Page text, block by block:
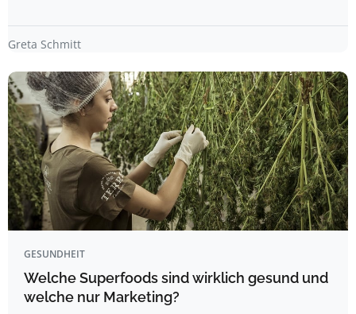
Greta Schmitt
GESUNDHEIT
Welche Superfoods sind wirklich gesund und
welche nur Marketing?